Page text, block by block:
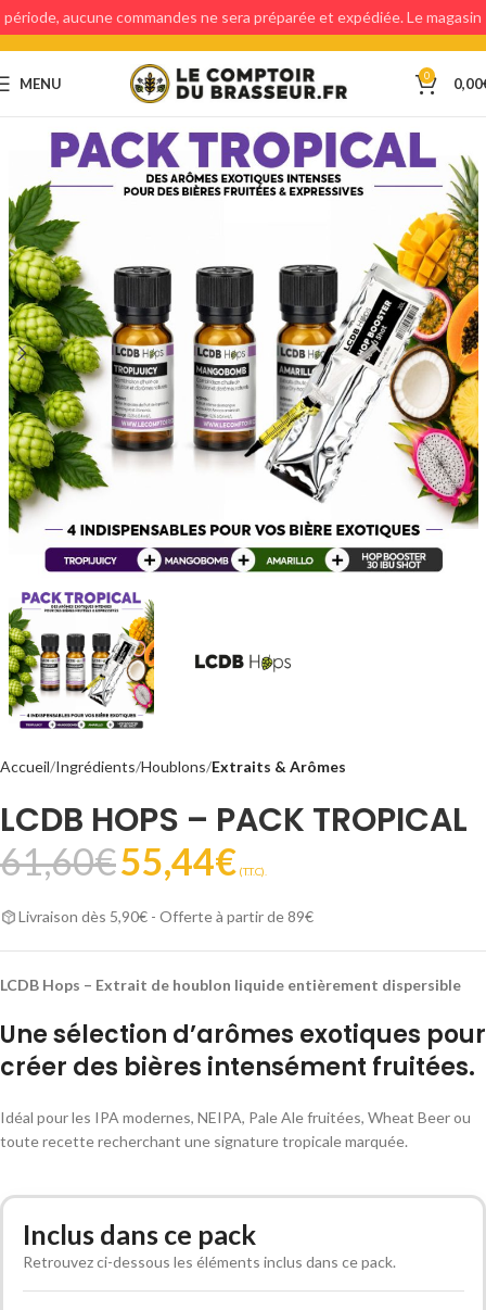
MENU 0 0,00
Accueil Ingrédients Houblons Extraits & Arômes
LCDB HOPS – PACK TROPICAL
61,60€55,44€ (T.T.C).
Livraison dès 5,90€ - Offerte à partir de 89€
LCDB Hops – Extrait de houblon liquide entièrement dispersible
Une sélection d’arômes exotiques pour
créer des bières intensément fruitées.
Idéal pour les IPA modernes, NEIPA, Pale Ale fruitées, Wheat Beer ou
toute recette recherchant une signature tropicale marquée.
Inclus dans ce pack
Retrouvez ci-dessous les éléments inclus dans ce pack.
période, aucune commandes ne sera préparée et expédiée. Le magasin
étant fermé, aucun retraits en magasin ne sera possible.